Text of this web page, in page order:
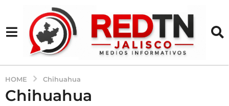
HOME Chihuahua
Chihuahua